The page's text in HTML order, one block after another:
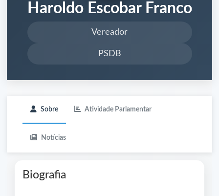
Haroldo Escobar Franco
Vereador
PSDB
Sobre Atividade Parlamentar
Notícias
Biografia